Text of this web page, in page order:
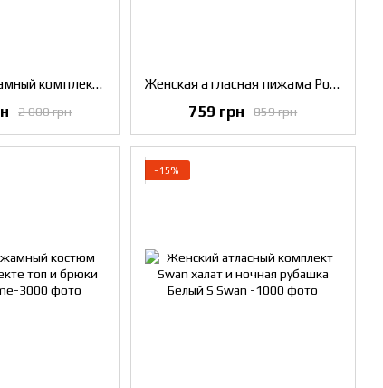
Атласный пижамный комплект в стиле Kimono халат рубашка+брюки Черный, M
2 000 грн
Женская атласная пижама Рожок Атласный пижамний женский комплект с брюками M
859 грн
759 грн
−15%